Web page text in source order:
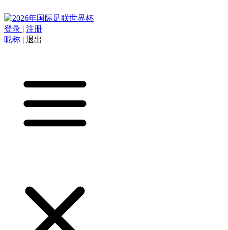
登录 | 注册
昵称 | 退出